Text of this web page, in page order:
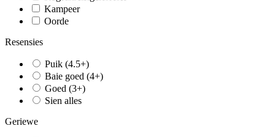
Kampeer
Oorde
Resensies
Puik (4.5+)
Baie goed (4+)
Goed (3+)
Sien alles
Geriewe